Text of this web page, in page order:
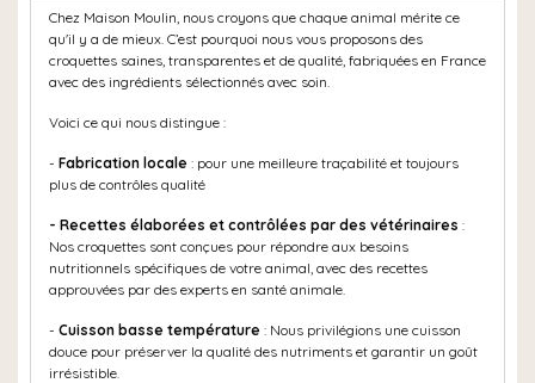
Chez Maison Moulin, nous croyons que chaque animal mérite ce
qu'il y a de mieux. C’est pourquoi nous vous proposons des
croquettes saines, transparentes et de qualité, fabriquées en France
avec des ingrédients sélectionnés avec soin.
Voici ce qui nous distingue :
- Fabrication locale : pour une meilleure traçabilité et toujours
plus de contrôles qualité
- Recettes élaborées et contrôlées par des vétérinaires :
Nos croquettes sont conçues pour répondre aux besoins
nutritionnels spécifiques de votre animal, avec des recettes
approuvées par des experts en santé animale.
- Cuisson basse température : Nous privilégions une cuisson
douce pour préserver la qualité des nutriments et garantir un goût
irrésistible.